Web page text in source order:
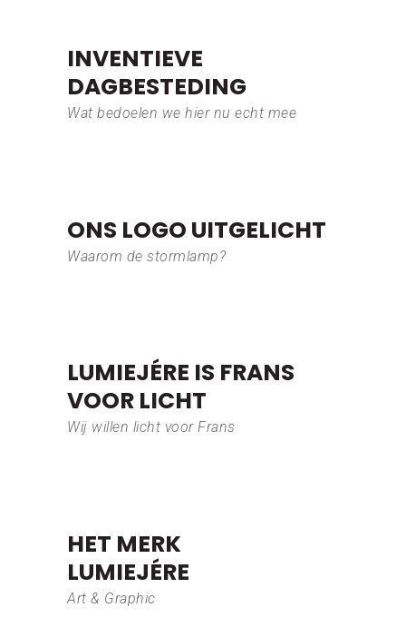
INVENTIEVE
DAGBESTEDING
Wat bedoelen we hier nu echt mee
ONS LOGO UITGELICHT
Waarom de stormlamp?
LUMIEJÉRE IS FRANS
VOOR LICHT
Wij willen licht voor Frans
HET MERK
LUMIEJÉRE
Art & Graphic